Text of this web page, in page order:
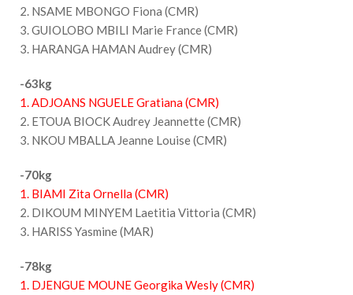
2. NSAME MBONGO Fiona (CMR)
3. GUIOLOBO MBILI Marie France (CMR)
3. HARANGA HAMAN Audrey (CMR)
-63kg
1. ADJOANS NGUELE Gratiana (CMR)
2. ETOUA BIOCK Audrey Jeannette (CMR)
3. NKOU MBALLA Jeanne Louise (CMR)
-70kg
1. BIAMI Zita Ornella (CMR)
2. DIKOUM MINYEM Laetitia Vittoria (CMR)
3. HARISS Yasmine (MAR)
-78kg
1. DJENGUE MOUNE Georgika Wesly (CMR)